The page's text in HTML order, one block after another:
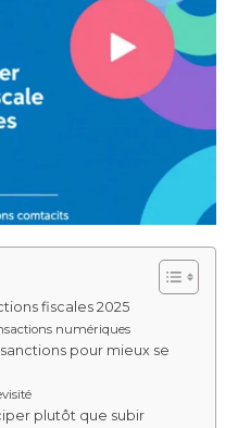
fiscales 2025
numériques
pour mieux se
plutôt que subir